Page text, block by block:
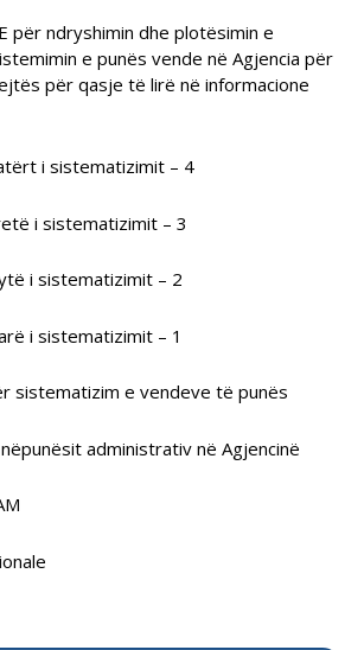
për ndryshimin dhe plotësimin e
e punës vende në Agjencia për
për qasje të lirë në informacione
i sistematizimit – 4
i sistematizimit – 3
i sistematizimit – 2
i sistematizimit – 1
sistematizim e vendeve të punës
administrativ në Agjencinë